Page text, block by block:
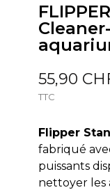
55,90
TTC
Flipper
fabriqué
puissants
nettoyer les